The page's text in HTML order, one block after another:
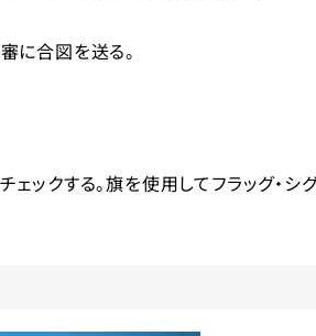
に合図を送る。
ックする。旗を使用してフラッグ・シ